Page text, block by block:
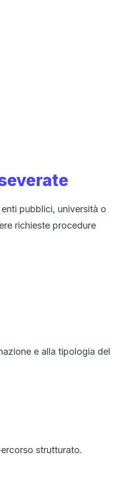
pubblici, università o
richieste procedure
e alla tipologia del
strutturato.